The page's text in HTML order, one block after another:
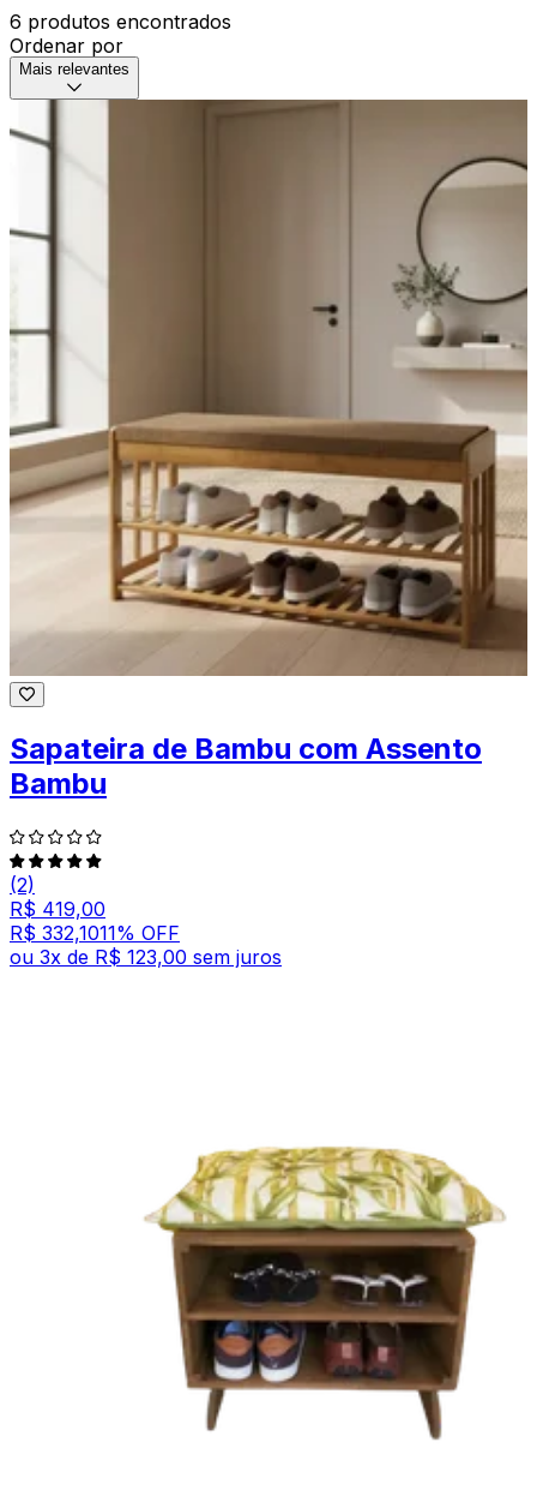
6 produtos encontrados
Ordenar por
Mais relevantes
Sapateira de Bambu com Assento
Bambu
(2)
R$ 419,00
R$ 332,1011% OFF
ou 3x de R$ 123,00 sem juros